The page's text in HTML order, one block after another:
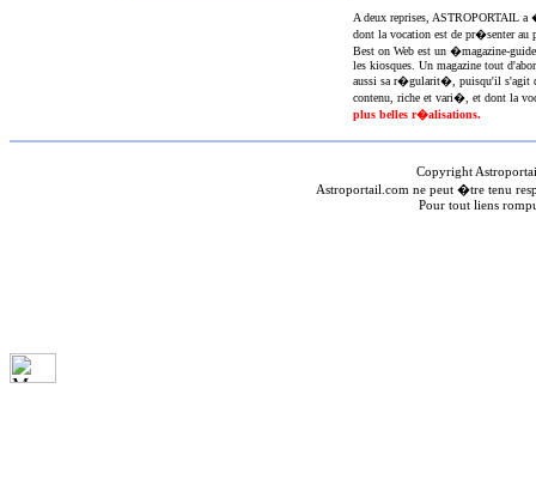
A deux reprises,
dont la vocation est de pr�senter au
Best on Web est un �magazine-
les kiosques. Un magazine tout
aussi sa r�gularit�, puisqu'il s'agit
contenu, riche et vari�, et dont la
plus belles r�alisations.
Copyright
Astroportail.com ne peut �tre tenu
Pour tout liens